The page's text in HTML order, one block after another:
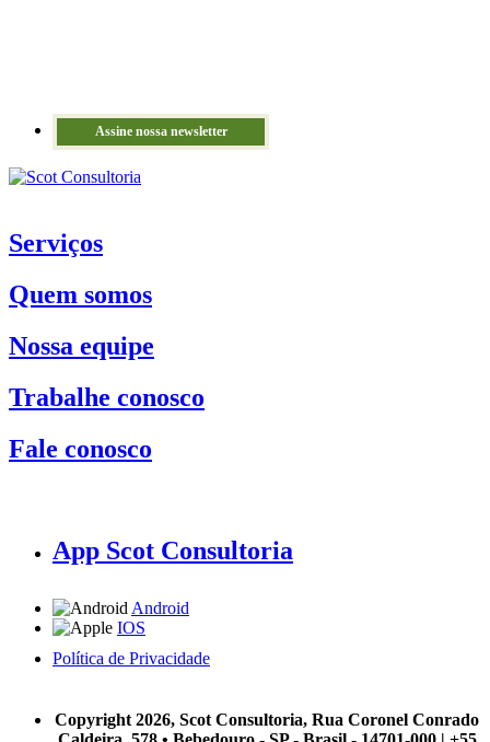
Assine nossa newsletter
Serviços
Quem somos
Nossa equipe
Trabalhe conosco
Fale conosco
App Scot Consultoria
Android
IOS
Política de Privacidade
Copyright 2026, Scot Consultoria, Rua Coronel Conrado